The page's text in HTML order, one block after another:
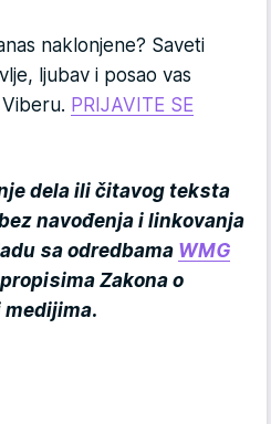
naklonjene? Saveti
ljubav i posao vas
PRIJAVITE SE
dela ili čitavog teksta
navođenja i linkovanja
sa odredbama WMG
Zakona o